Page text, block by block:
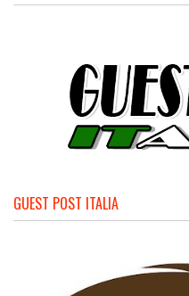
GUEST POST ITALIA